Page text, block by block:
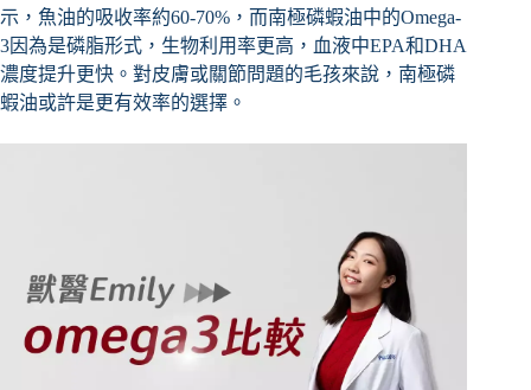
示，魚油的吸收率約60-70%，而南極磷蝦油中的Omega-
3因為是磷脂形式，生物利用率更高，血液中EPA和DHA
濃度提升更快。對皮膚或關節問題的毛孩來說，南極磷
蝦油或許是更有效率的選擇。